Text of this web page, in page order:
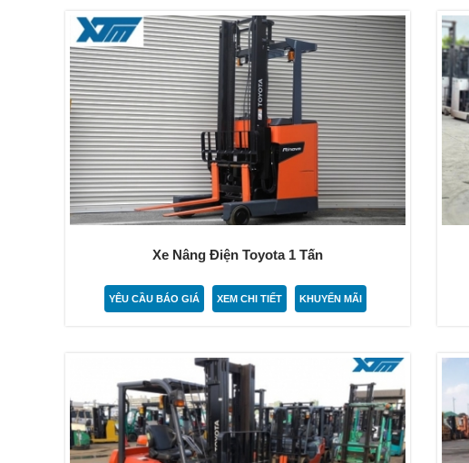
Xe Nâng Điện Toyota 1 Tấn
YÊU CẦU BÁO GIÁ XEM CHI TIẾT KHUYẾN MÃI